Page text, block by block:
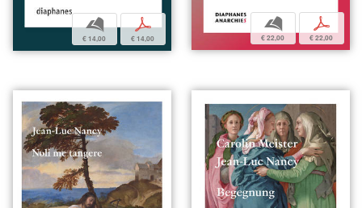
b
€ 14,00
p
€ 14,00
b
€ 22,00
p
€ 22,00